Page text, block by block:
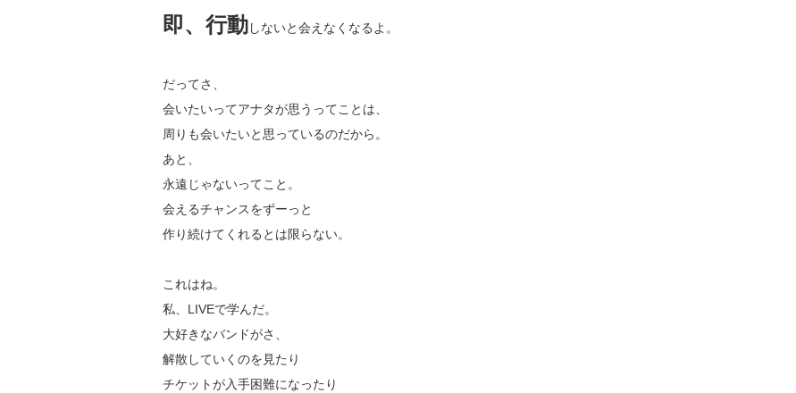
即、行動しないと会えなくなるよ。
だってさ、
会いたいってアナタが思うってことは、
周りも会いたいと思っているのだから。
あと、
永遠じゃないってこと。
会えるチャンスをずーっと
作り続けてくれるとは限らない。
これはね。
私、LIVEで学んだ。
大好きなバンドがさ、
解散していくのを見たり
チケットが入手困難になったり